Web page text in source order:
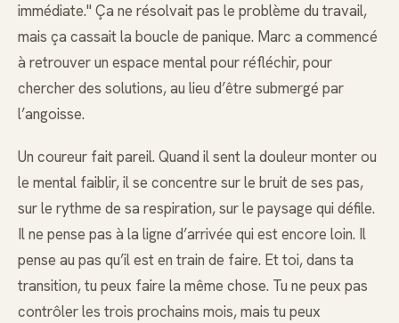
immédiate." Ça ne résolvait pas le problème du travail,
mais ça cassait la boucle de panique. Marc a commencé
à retrouver un espace mental pour réfléchir, pour
chercher des solutions, au lieu d’être submergé par
l’angoisse.
Un coureur fait pareil. Quand il sent la douleur monter ou
le mental faiblir, il se concentre sur le bruit de ses pas,
sur le rythme de sa respiration, sur le paysage qui défile.
Il ne pense pas à la ligne d’arrivée qui est encore loin. Il
pense au pas qu’il est en train de faire. Et toi, dans ta
transition, tu peux faire la même chose. Tu ne peux pas
contrôler les trois prochains mois, mais tu peux